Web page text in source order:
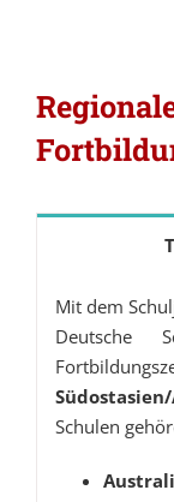
Mit dem
Deutsche
Schulen